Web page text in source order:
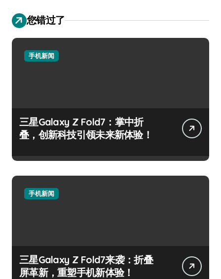
您错过了
手机新闻
三星Galaxy Z Fold7：掌中折
叠，创新科技引领未来新体验！
手机新闻
三星Galaxy Z Fold7来袭：折叠
屏革新，重塑手机新体验！